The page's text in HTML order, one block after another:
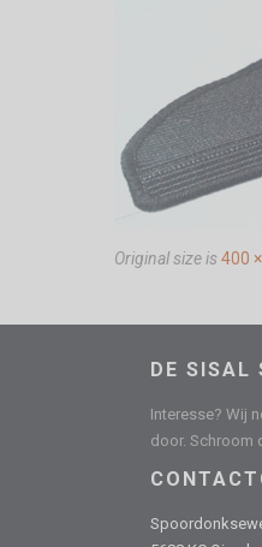
Original size is 400
DE SISAL
Interesse? Wij
door. Schroom